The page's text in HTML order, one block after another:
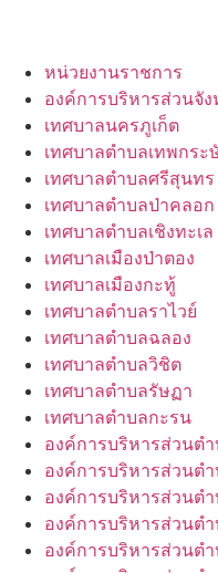
หน่วยงานราชการ
องค์การบริหารส่วนจัง
เทศบาลนครภูเก็ต
เทศบาลตำบลเทพกระ
เทศบาลตำบลศรีสุนทร
เทศบาลตำบลป่าคลอก
เทศบาลตำบลเชิงทะเล
เทศบาลเมืองป่าตอง
เทศบาลเมืองกะทู้
เทศบาลตำบลราไวย์
เทศบาลตำบลฉลอง
เทศบาลตำบลวิชิต
เทศบาลตำบลรัษฏา
เทศบาลตำบลกะรน
องค์การบริหารส่วนต
องค์การบริหารส่วนต
องค์การบริหารส่วนต
องค์การบริหารส่วนตำ
องค์การบริหารส่วนตำ